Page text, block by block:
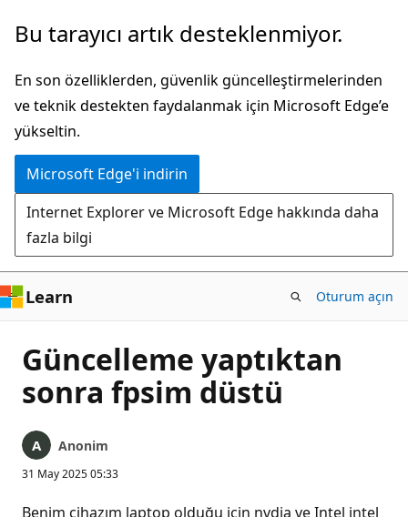
Ana
atla
Bu tarayıcı artık desteklenmiyor.
En son özelliklerden, güvenlik güncelleştirmelerinden
ve teknik destekten faydalanmak için Microsoft Edge’e
yükseltin.
Microsoft Edge'i indirin
Internet Explorer ve Microsoft Edge hakkında daha
fazla bilgi
Learn Oturum açın
Güncelleme yaptıktan
sonra fpsim düstü
Anonim
31 May 2025 05:33
Benim cihazım laptop olduğu için nvdia ve Intel intel